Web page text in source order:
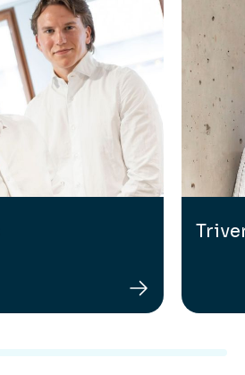
Rebu Lockers